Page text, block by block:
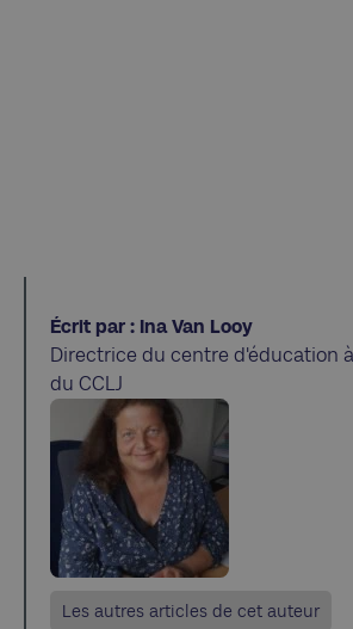
Écrit par : Ina Van Looy
Directrice du centre d'éducation
du CCLJ
Les autres articles de cet auteur